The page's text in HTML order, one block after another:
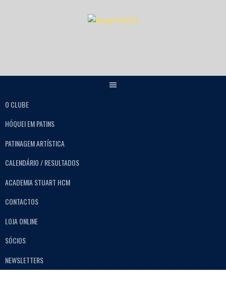
O CLUBE
HÓQUEI EM PATINS
PATINAGEM ARTÍSTICA
CALENDÁRIO / RESULTADOS
ACADEMIA STUART HCM
CONTACTOS
LOJA ONLINE
SÓCIOS
NEWSLETTERS